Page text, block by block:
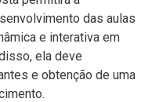
das aulas
e interativa em
ela deve
e obtenção de uma